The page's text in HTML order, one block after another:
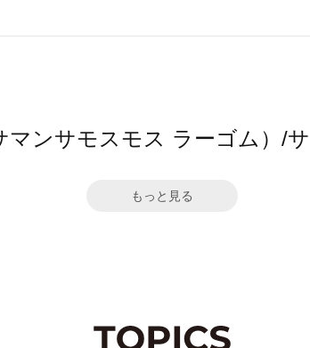
マンサモスモス ラーゴム）/
もっと見る